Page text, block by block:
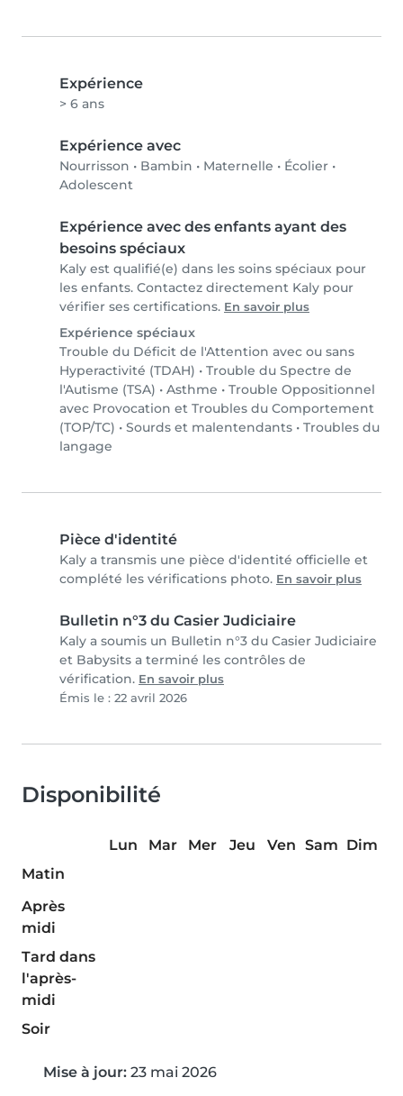
Expérience
> 6 ans
Expérience avec
Nourrisson • Bambin • Maternelle • Écolier •
Adolescent
Expérience avec des enfants ayant des
besoins spéciaux
Kaly est qualifié(e) dans les soins spéciaux pour
les enfants. Contactez directement Kaly pour
vérifier ses certifications. En savoir plus
Expérience spéciaux
Trouble du Déficit de l'Attention avec ou sans
Hyperactivité (TDAH) • Trouble du Spectre de
l'Autisme (TSA) • Asthme • Trouble Oppositionnel
avec Provocation et Troubles du Comportement
(TOP/TC) • Sourds et malentendants • Troubles du
langage
Pièce d'identité
Kaly a transmis une pièce d'identité officielle et
complété les vérifications photo. En savoir plus
Bulletin n°3 du Casier Judiciaire
Kaly a soumis un Bulletin n°3 du Casier Judiciaire
et Babysits a terminé les contrôles de
vérification. En savoir plus
Émis le : 22 avril 2026
Disponibilité
Lun Mar Mer Jeu Ven Sam Dim
Matin
Après
midi
Tard dans
l'après-
midi
Soir
Mise à jour: 23 mai 2026